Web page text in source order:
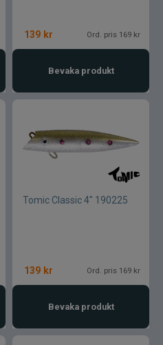
139 kr Ord. pris 169 kr
Bevaka produkt
Tomic Classic 4" 190225
139 kr Ord. pris 169 kr
Bevaka produkt